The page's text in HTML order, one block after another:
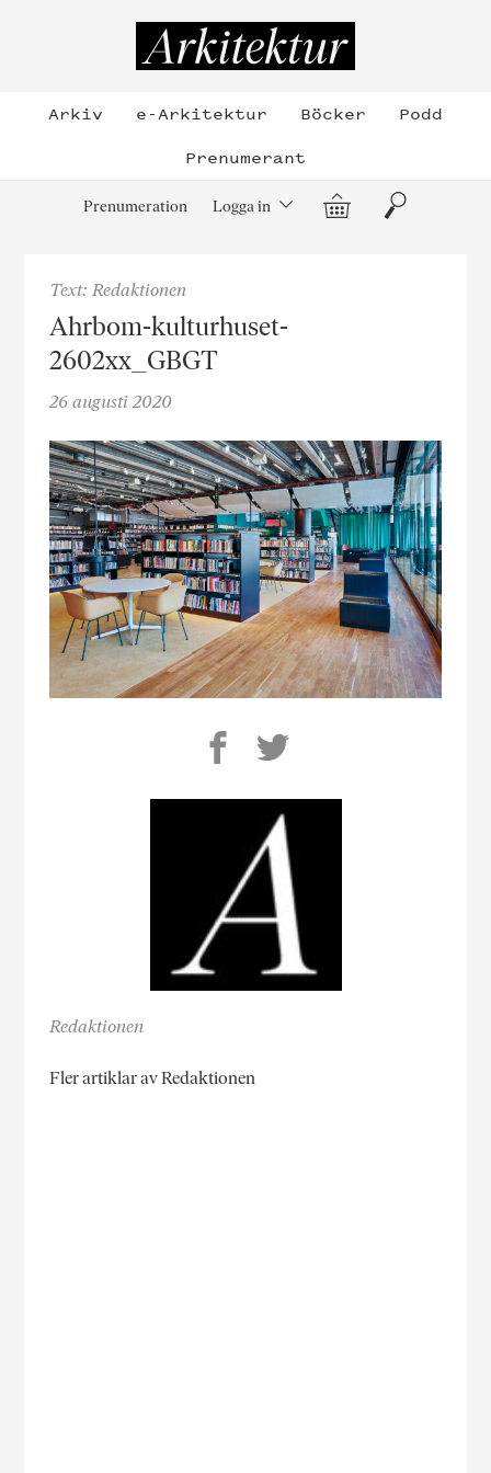
Arkiv e-Arkitektur Böcker
Podd
Prenumerant
Prenumeration Logga in Varukorg
Sök
Text: Redaktionen
Ahrbom-kulturhuset-
2602xx_GBGT
26 augusti 2020
Redaktionen
Fler artiklar av Redaktionen